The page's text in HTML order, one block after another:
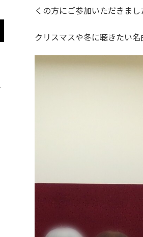
くの方にご参加いただきまし
クリスマスや冬に聴きたい